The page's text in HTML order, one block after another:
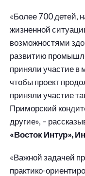
«Более 700 детей,
жизненной
возможностями
развитию
приняли участие в
чтобы проект
приняли участие
Приморский
другие», –
«Восток Интур»,
«Важной задачей
практико-